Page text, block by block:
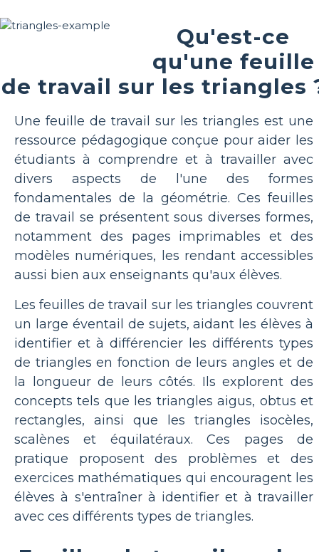
Qu'est-ce
qu'une feuille
de travail sur les triangles
Une feuille de travail sur les triangles est une
ressource pédagogique conçue pour aider les
étudiants à comprendre et à travailler avec
divers aspects de l'une des formes
fondamentales de la géométrie. Ces feuilles
de travail se présentent sous diverses formes,
notamment des pages imprimables et des
modèles numériques, les rendant accessibles
aussi bien aux enseignants qu'aux élèves.
Les feuilles de travail sur les triangles couvrent
un large éventail de sujets, aidant les élèves à
identifier et à différencier les différents types
de triangles en fonction de leurs angles et de
la longueur de leurs côtés. Ils explorent des
concepts tels que les triangles aigus, obtus et
rectangles, ainsi que les triangles isocèles,
scalènes et équilatéraux. Ces pages de
pratique proposent des problèmes et des
exercices mathématiques qui encouragent les
élèves à s'entraîner à identifier et à travailler
avec ces différents types de triangles.